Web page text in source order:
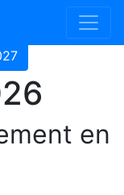
en